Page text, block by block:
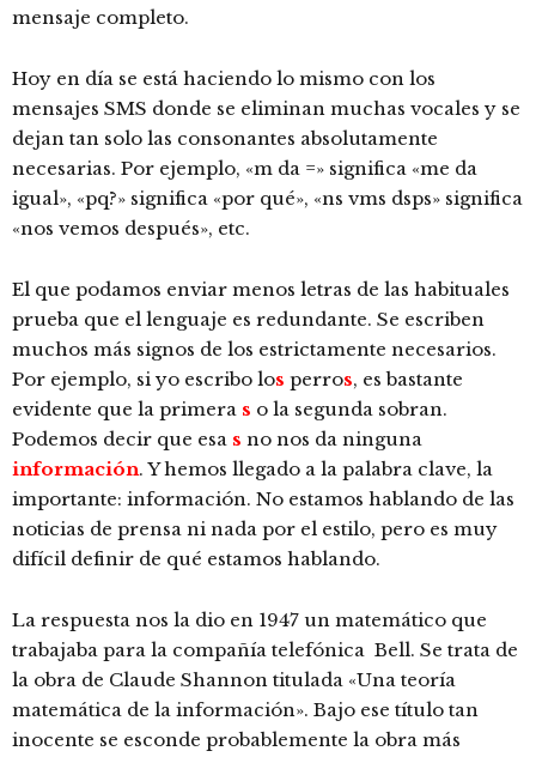
mensaje completo.
Hoy en día se está haciendo lo mismo con los
mensajes SMS donde se eliminan muchas vocales y se
dejan tan solo las consonantes absolutamente
necesarias. Por ejemplo, «m da =» significa «me da
igual», «pq?» significa «por qué», «ns vms dsps» significa
«nos vemos después», etc.
El que podamos enviar menos letras de las habituales
prueba que el lenguaje es redundante. Se escriben
muchos más signos de los estrictamente necesarios.
Por ejemplo, si yo escribo los perros, es bastante
evidente que la primera s o la segunda sobran.
Podemos decir que esa s no nos da ninguna
información. Y hemos llegado a la palabra clave, la
importante: información. No estamos hablando de las
noticias de prensa ni nada por el estilo, pero es muy
difícil definir de qué estamos hablando.
La respuesta nos la dio en 1947 un matemático que
trabajaba para la compañía telefónica Bell. Se trata de
la obra de Claude Shannon titulada «Una teoría
matemática de la información». Bajo ese título tan
inocente se esconde probablemente la obra más